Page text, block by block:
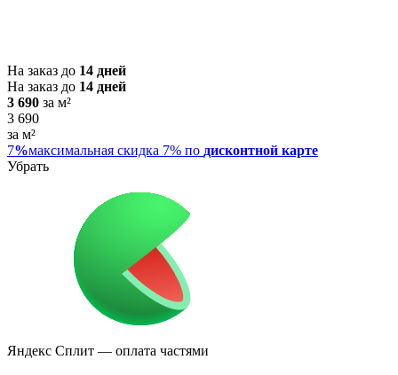
На заказ до 14 дней
На заказ до 14 дней
3 690 за м²
3 690
за м²
7%максимальная скидка 7% по дисконтной карте
Убрать
Яндекс Сплит — оплата частями